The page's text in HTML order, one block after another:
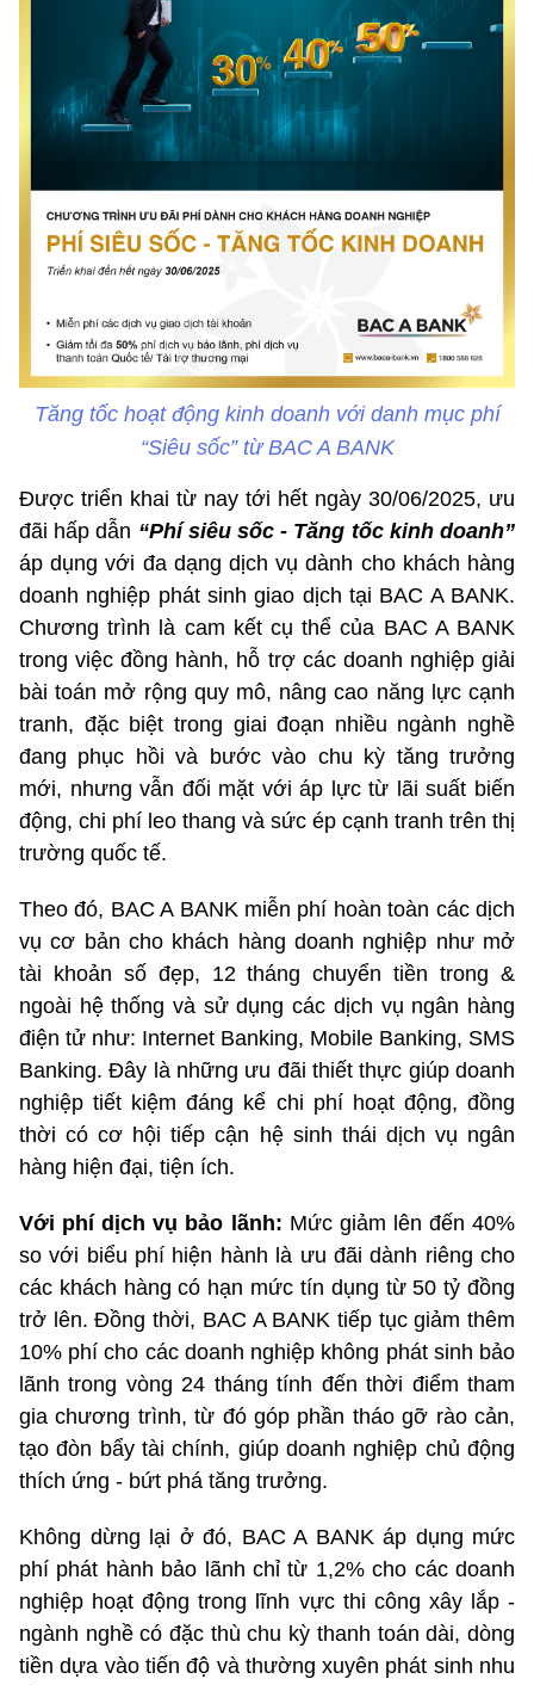
Tăng tốc hoạt động kinh doanh với danh mục phí
“Siêu sốc” từ BAC A BANK
Được triển khai từ nay tới hết ngày 30/06/2025, ưu
đãi hấp dẫn “Phí siêu sốc - Tăng tốc kinh doanh”
áp dụng với đa dạng dịch vụ dành cho khách hàng
doanh nghiệp phát sinh giao dịch tại BAC A BANK.
Chương trình là cam kết cụ thể của BAC A BANK
trong việc đồng hành, hỗ trợ các doanh nghiệp giải
bài toán mở rộng quy mô, nâng cao năng lực cạnh
tranh, đặc biệt trong giai đoạn nhiều ngành nghề
đang phục hồi và bước vào chu kỳ tăng trưởng
mới, nhưng vẫn đối mặt với áp lực từ lãi suất biến
động, chi phí leo thang và sức ép cạnh tranh trên thị
trường quốc tế.
Theo đó, BAC A BANK miễn phí hoàn toàn các dịch
vụ cơ bản cho khách hàng doanh nghiệp như mở
tài khoản số đẹp, 12 tháng chuyển tiền trong &
ngoài hệ thống và sử dụng các dịch vụ ngân hàng
điện tử như: Internet Banking, Mobile Banking, SMS
Banking. Đây là những ưu đãi thiết thực giúp doanh
nghiệp tiết kiệm đáng kể chi phí hoạt động, đồng
thời có cơ hội tiếp cận hệ sinh thái dịch vụ ngân
hàng hiện đại, tiện ích.
Với phí dịch vụ bảo lãnh: Mức giảm lên đến 40%
so với biểu phí hiện hành là ưu đãi dành riêng cho
các khách hàng có hạn mức tín dụng từ 50 tỷ đồng
trở lên. Đồng thời, BAC A BANK tiếp tục giảm thêm
10% phí cho các doanh nghiệp không phát sinh bảo
lãnh trong vòng 24 tháng tính đến thời điểm tham
gia chương trình, từ đó góp phần tháo gỡ rào cản,
tạo đòn bẩy tài chính, giúp doanh nghiệp chủ động
thích ứng - bứt phá tăng trưởng.
Không dừng lại ở đó, BAC A BANK áp dụng mức
phí phát hành bảo lãnh chỉ từ 1,2% cho các doanh
nghiệp hoạt động trong lĩnh vực thi công xây lắp -
ngành nghề có đặc thù chu kỳ thanh toán dài, dòng
tiền dựa vào tiến độ và thường xuyên phát sinh nhu